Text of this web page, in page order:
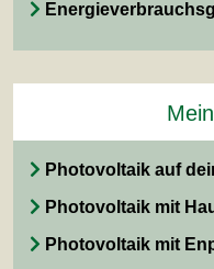
Photovoltaik auf
Photovoltaik mit
Photovoltaik mit